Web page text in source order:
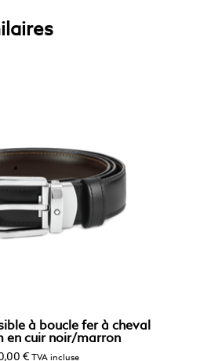
à boucle fer à cheval
en cuir noir/marron
€ TVA incluse